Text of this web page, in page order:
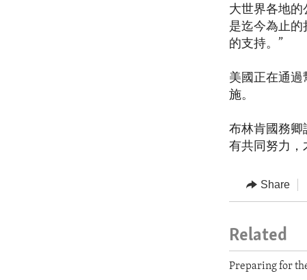
大世界各地的
是迄今為止
的支持。”
美國正在通
施。
布林肯國務卿
有共同努力，
Share
Related
Preparing for